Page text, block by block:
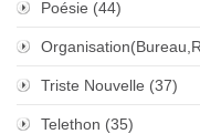
Poésie (44)
Triste Nouvelle (37)
Telethon (35)